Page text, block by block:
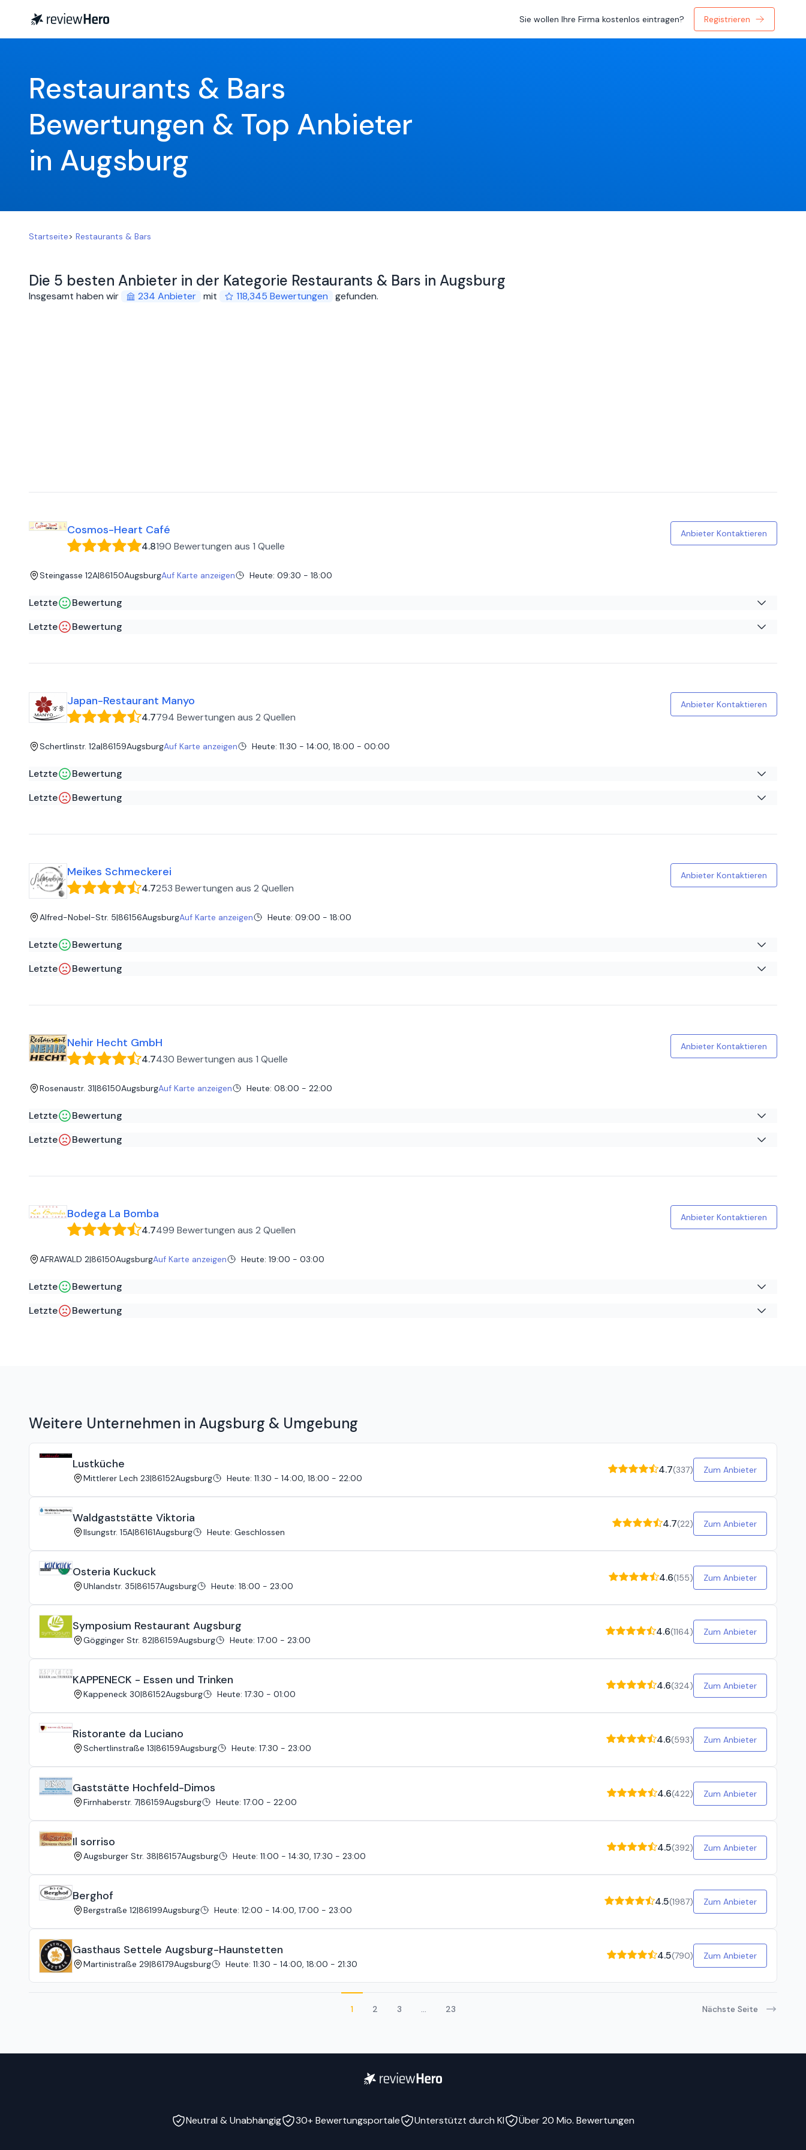
Sie wollen Ihre Firma kostenlos eintragen? Registrieren
Restaurants & Bars
Bewertungen & Top Anbieter
in Augsburg
Startseite> Restaurants & Bars
Die 5 besten Anbieter in der Kategorie Restaurants & Bars in Augsburg
Insgesamt haben wir 234 Anbieter mit 118,345 Bewertungen gefunden.
Cosmos-Heart Café
4.8190 Bewertungen aus 1 Quelle
Anbieter Kontaktieren
Steingasse 12A|86150AugsburgAuf Karte anzeigen Heute: 09:30 - 18:00
Letzte Bewertung
Letzte Bewertung
stressen voll rum dass Kinder nicht hier und da essen sollen und beobachten einen die ganze Zeit. Schreibt doch einfach an die Tür dass Kinder nicht willkommen sind.
Japan-Restaurant Manyo
4.7794 Bewertungen aus 2 Quellen
Anbieter Kontaktieren
Schertlinstr. 12a|86159AugsburgAuf Karte anzeigen Heute: 11:30 - 14:00, 18:00 - 00:00
Letzte Bewertung
Letzte Bewertung
Prinzipiell ein gute Idee. Live kochen ist natürlich schön anzusehen. Prinzipiell ist aber das Essen schlicht zubereitet und hat auch weiter keine Raffinesse. Das Essen ist viel zu teuer, nur
Meikes Schmeckerei
4.7253 Bewertungen aus 2 Quellen
Anbieter Kontaktieren
Alfred-Nobel-Str. 5|86156AugsburgAuf Karte anzeigen Heute: 09:00 - 18:00
Letzte Bewertung
Letzte Bewertung
Service und Kellner waren nicht so nett. Es wurde uns angeboten draußen zu sitzen.
Nehir Hecht GmbH
4.7430 Bewertungen aus 1 Quelle
Anbieter Kontaktieren
Rosenaustr. 31|86150AugsburgAuf Karte anzeigen Heute: 08:00 - 22:00
Letzte Bewertung
Letzte Bewertung
Mitarbeiter unhöflich und ungeduldig.
Bodega La Bomba
4.7499 Bewertungen aus 2 Quellen
Anbieter Kontaktieren
AFRAWALD 2|86150AugsburgAuf Karte anzeigen Heute: 19:00 - 03:00
Letzte Bewertung
Letzte Bewertung
Weitere Unternehmen in Augsburg & Umgebung
Lustküche
Mittlerer Lech 23|86152Augsburg Heute: 11:30 - 14:00, 18:00 - 22:00
4.7(337) Zum Anbieter
Waldgaststätte Viktoria
Ilsungstr. 15A|86161Augsburg Heute: Geschlossen
4.7(22) Zum Anbieter
Osteria Kuckuck
Uhlandstr. 35|86157Augsburg Heute: 18:00 - 23:00
4.6(155) Zum Anbieter
Symposium Restaurant Augsburg
Gögginger Str. 82|86159Augsburg Heute: 17:00 - 23:00
4.6(1164) Zum Anbieter
KAPPENECK - Essen und Trinken
Kappeneck 30|86152Augsburg Heute: 17:30 - 01:00
4.6(324) Zum Anbieter
Ristorante da Luciano
Schertlinstraße 13|86159Augsburg Heute: 17:30 - 23:00
4.6(593) Zum Anbieter
Gaststätte Hochfeld-Dimos
Firnhaberstr. 7|86159Augsburg Heute: 17:00 - 22:00
4.6(422) Zum Anbieter
Il sorriso
Augsburger Str. 38|86157Augsburg Heute: 11:00 - 14:30, 17:30 - 23:00
4.5(392) Zum Anbieter
Berghof
Bergstraße 12|86199Augsburg Heute: 12:00 - 14:00, 17:00 - 23:00
4.5(1987) Zum Anbieter
Gasthaus Settele Augsburg-Haunstetten
Martinistraße 29|86179Augsburg Heute: 11:30 - 14:00, 18:00 - 21:30
4.5(790) Zum Anbieter
1 2 3 ... 23 Nächste Seite
Neutral & Unabhängig 30+ Bewertungsportale Unterstützt durch KI Über 20 Mio. Bewertungen